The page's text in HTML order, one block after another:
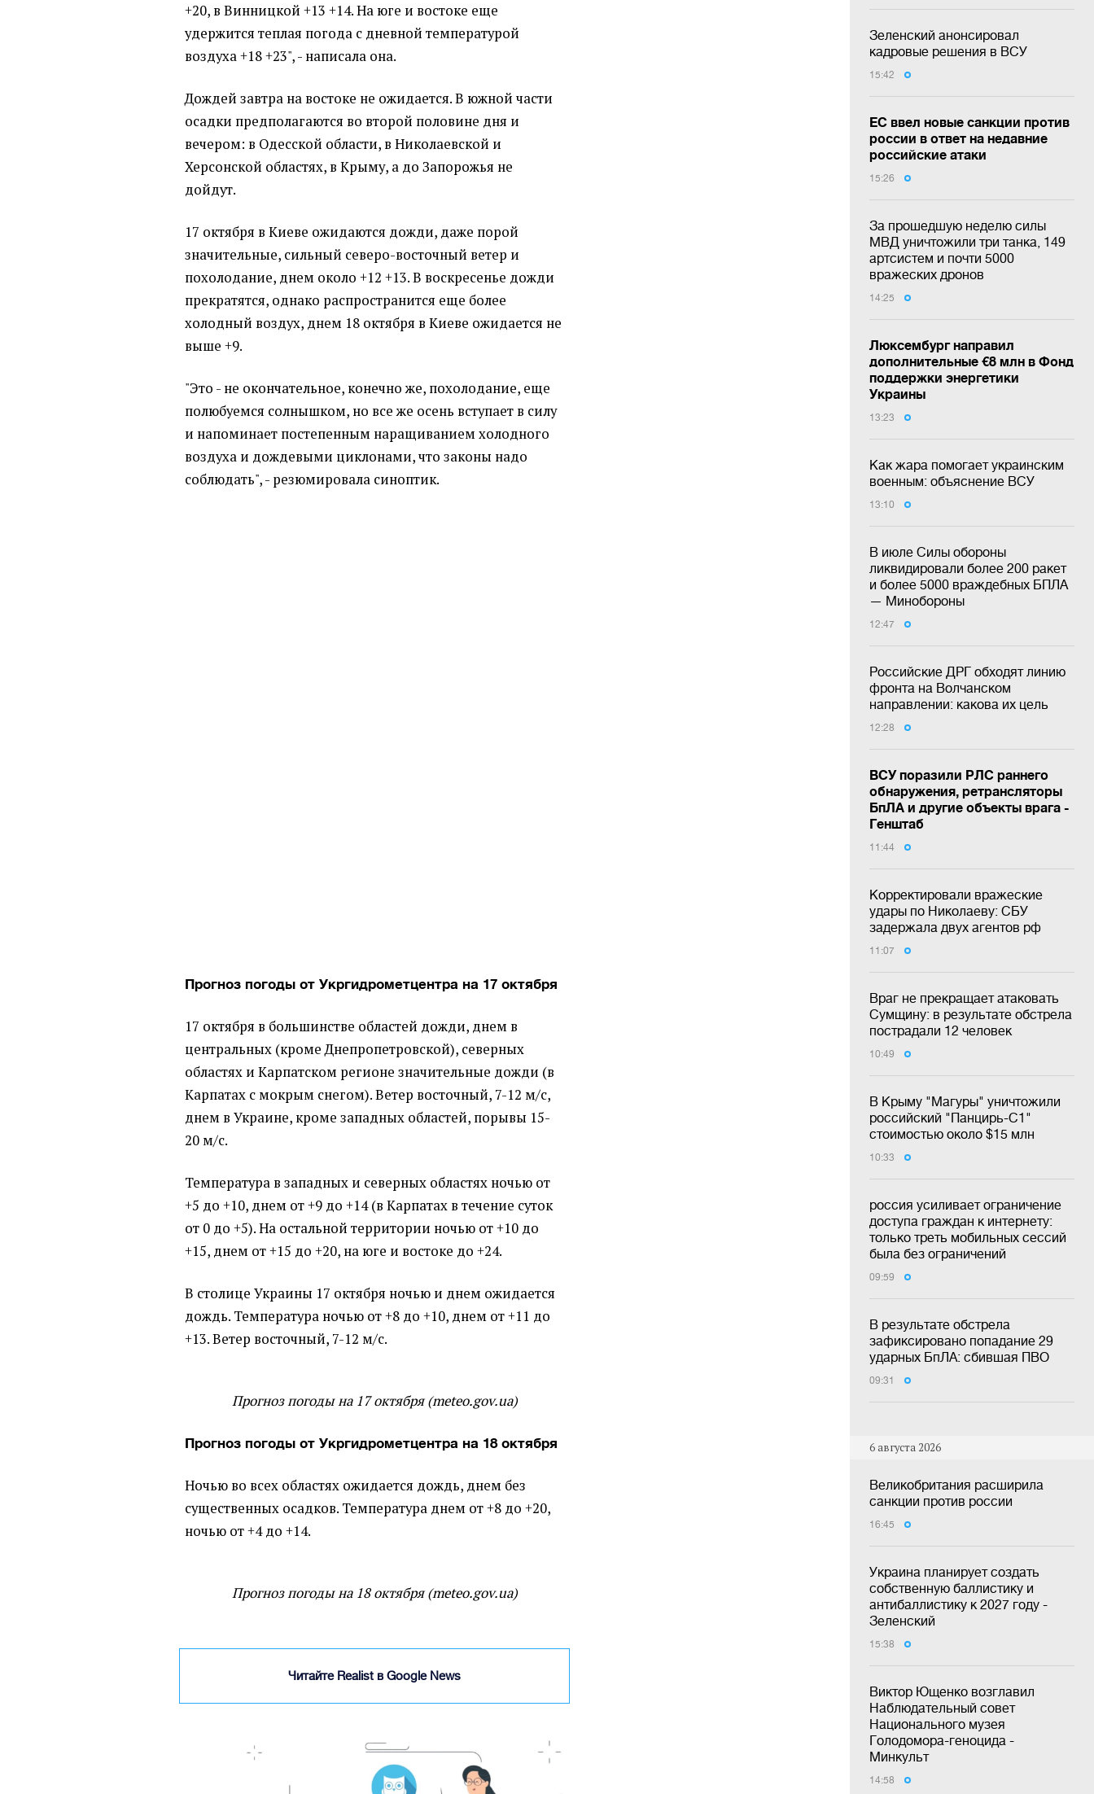
Зеленский анонсировал
кадровые решения в ВСУ
15:42
ЕС ввел новые санкции против
россии в ответ на недавние
российские атаки
15:26
За прошедшую неделю силы
МВД уничтожили три танка, 149
артсистем и почти 5000
вражеских дронов
14:25
Люксембург направил
дополнительные €8 млн в Фонд
поддержки энергетики
Украины
13:23
Как жара помогает украинским
военным: объяснение ВСУ
13:10
В июле Силы обороны
ликвидировали более 200 ракет
и более 5000 враждебных БПЛА
— Минобороны
12:47
Российские ДРГ обходят линию
фронта на Волчанском
направлении: какова их цель
12:28
ВСУ поразили РЛС раннего
обнаружения, ретрансляторы
БпЛА и другие объекты врага -
Генштаб
11:44
Корректировали вражеские
удары по Николаеву: СБУ
задержала двух агентов рф
11:07
Враг не прекращает атаковать
Сумщину: в результате обстрела
пострадали 12 человек
10:49
В Крыму "Магуры" уничтожили
российский "Панцирь-С1"
стоимостью около $15 млн
10:33
россия усиливает ограничение
доступа граждан к интернету:
только треть мобильных сессий
была без ограничений
09:59
В результате обстрела
зафиксировано попадание 29
ударных БпЛА: сбившая ПВО
09:31
6 августа 2026
Великобритания расширила
санкции против россии
16:45
Украина планирует создать
собственную баллистику и
антибаллистику к 2027 году -
Зеленский
15:38
Виктор Ющенко возглавил
Наблюдательный совет
Национального музея
Голодомора-геноцида -
Минкульт
14:58
+20, в Винницкой +13 +14. На юге и востоке еще
удержится теплая погода с дневной температурой
воздуха +18 +23", - написала она.
Дождей завтра на востоке не ожидается. В южной части
осадки предполагаются во второй половине дня и
вечером: в Одесской области, в Николаевской и
Херсонской областях, в Крыму, а до Запорожья не
дойдут.
17 октября в Киеве ожидаются дожди, даже порой
значительные, сильный северо-восточный ветер и
похолодание, днем ​​около +12 +13. В воскресенье дожди
прекратятся, однако распространится еще более
холодный воздух, днем ​​18 октября в Киеве ожидается не
выше +9.
"Это - не окончательное, конечно же, похолодание, еще
полюбуемся солнышком, но все же осень вступает в силу
и напоминает постепенным наращиванием холодного
воздуха и дождевыми циклонами, что законы надо
соблюдать", - резюмировала синоптик.
Прогноз погоды от Укргидрометцентра на 17 октября
17 октября в большинстве областей дожди, днем в
центральных (кроме Днепропетровской), северных
областях и Карпатском регионе значительные дожди (в
Карпатах с мокрым снегом). Ветер восточный, 7-12 м/с,
днем в Украине, кроме западных областей, порывы 15-
20 м/с.
Температура в западных и северных областях ночью от
+5 до +10, днем от +9 до +14 (в Карпатах в течение суток
от 0 до +5). На остальной территории ночью от +10 до
+15, днем от +15 до +20, на юге и востоке до +24.
В столице Украины 17 октября ночью и днем ожидается
дождь. Температура ночью от +8 до +10, днем от +11 до
+13. Ветер восточный, 7-12 м/с.
Прогноз погоды на 17 октября (meteo.gov.ua)
Прогноз погоды от Укргидрометцентра на 18 октября
Ночью во всех областях ожидается дождь, днем без
существенных осадков. Температура днем от +8 до +20,
ночью от +4 до +14.
Прогноз погоды на 18 октября (meteo.gov.ua)
Читайте Realist в Google News